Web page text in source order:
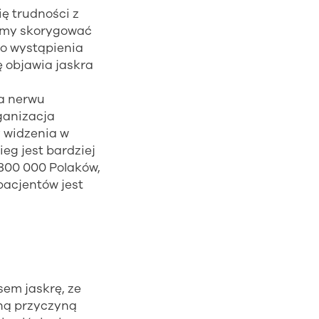
trudności z
skorygować
wystąpienia
objawia jaskra
nerwu
w
jest bardziej
000 Polaków,
jest
jaskrę, ze
przyczyną